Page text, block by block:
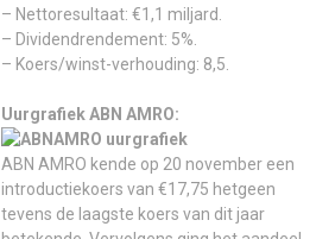
– Nettoresultaat: €1,1 miljard.
– Dividendrendement: 5%.
– Koers/winst-verhouding: 8,5.
Uurgrafiek ABN AMRO:
ABN AMRO kende op 20 november een
introductiekoers van €17,75 hetgeen
tevens de laagste koers van dit jaar